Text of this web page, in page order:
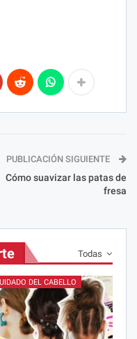
PUBLICACIÓN SIGUIENTE
Cómo suavizar las patas de
fresa
Todas
DEL CABELLO